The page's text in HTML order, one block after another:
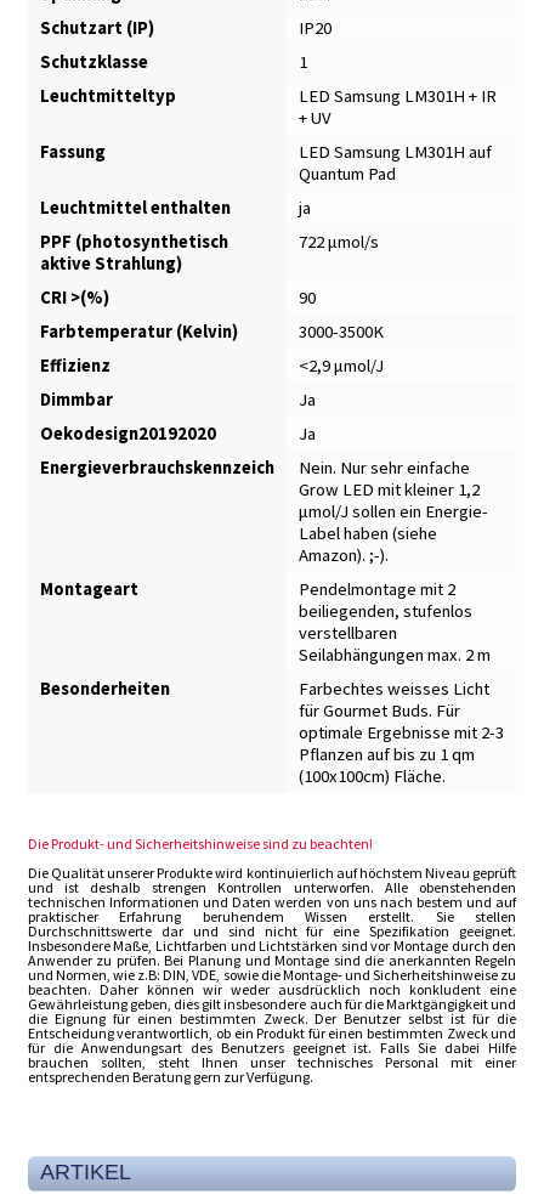
Schutzart (IP)
IP20
Schutzklasse
1
Leuchtmitteltyp
LED Samsung LM301H + IR
+ UV
Fassung
LED Samsung LM301H auf
Quantum Pad
Leuchtmittel enthalten
ja
PPF (photosynthetisch
aktive Strahlung)
722 μmol/s
CRI >(%)
90
Farbtemperatur (Kelvin)
3000-3500K
Effizienz
<2,9 μmol/J
Dimmbar
Ja
Oekodesign20192020
Ja
Energieverbrauchskennzeich
Nein. Nur sehr einfache
Grow LED mit kleiner 1,2
μmol/J sollen ein Energie-
Label haben (siehe
Amazon). ;-).
Montageart
Pendelmontage mit 2
beiliegenden, stufenlos
verstellbaren
Seilabhängungen max. 2 m
Besonderheiten
Farbechtes weisses Licht
für Gourmet Buds. Für
optimale Ergebnisse mit 2-3
Pflanzen auf bis zu 1 qm
(100x100cm) Fläche.
Die Produkt- und Sicherheitshinweise sind zu beachten!
Die Qualität unserer Produkte wird kontinuierlich auf höchstem Niveau geprüft
und ist deshalb strengen Kontrollen unterworfen. Alle obenstehenden
technischen Informationen und Daten werden von uns nach bestem und auf
praktischer Erfahrung beruhendem Wissen erstellt. Sie stellen
Durchschnittswerte dar und sind nicht für eine Spezifikation geeignet.
Insbesondere Maße, Lichtfarben und Lichtstärken sind vor Montage durch den
Anwender zu prüfen. Bei Planung und Montage sind die anerkannten Regeln
und Normen, wie z.B: DIN, VDE, sowie die Montage- und Sicherheitshinweise zu
beachten. Daher können wir weder ausdrücklich noch konkludent eine
Gewährleistung geben, dies gilt insbesondere auch für die Marktgängigkeit und
die Eignung für einen bestimmten Zweck. Der Benutzer selbst ist für die
Entscheidung verantwortlich, ob ein Produkt für einen bestimmten Zweck und
für die Anwendungsart des Benutzers geeignet ist. Falls Sie dabei Hilfe
brauchen sollten, steht Ihnen unser technisches Personal mit einer
entsprechenden Beratung gern zur Verfügung.
ARTIKEL